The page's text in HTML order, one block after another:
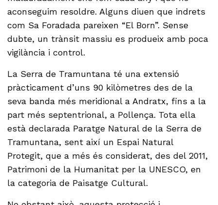
aconseguim resoldre. Alguns diuen que indrets
com Sa Foradada pareixen “El Born”. Sense
dubte, un trànsit massiu es produeix amb poca
vigilància i control.
La Serra de Tramuntana té una extensió
pràcticament d’uns 90 kilòmetres des de la
seva banda més meridional a Andratx, fins a la
part més septentrional, a Pollença. Tota ella
està declarada Paratge Natural de la Serra de
Tramuntana, sent així un Espai Natural
Protegit, que a més és considerat, des del 2011,
Patrimoni de la Humanitat per la UNESCO, en
la categoria de Paisatge Cultural.